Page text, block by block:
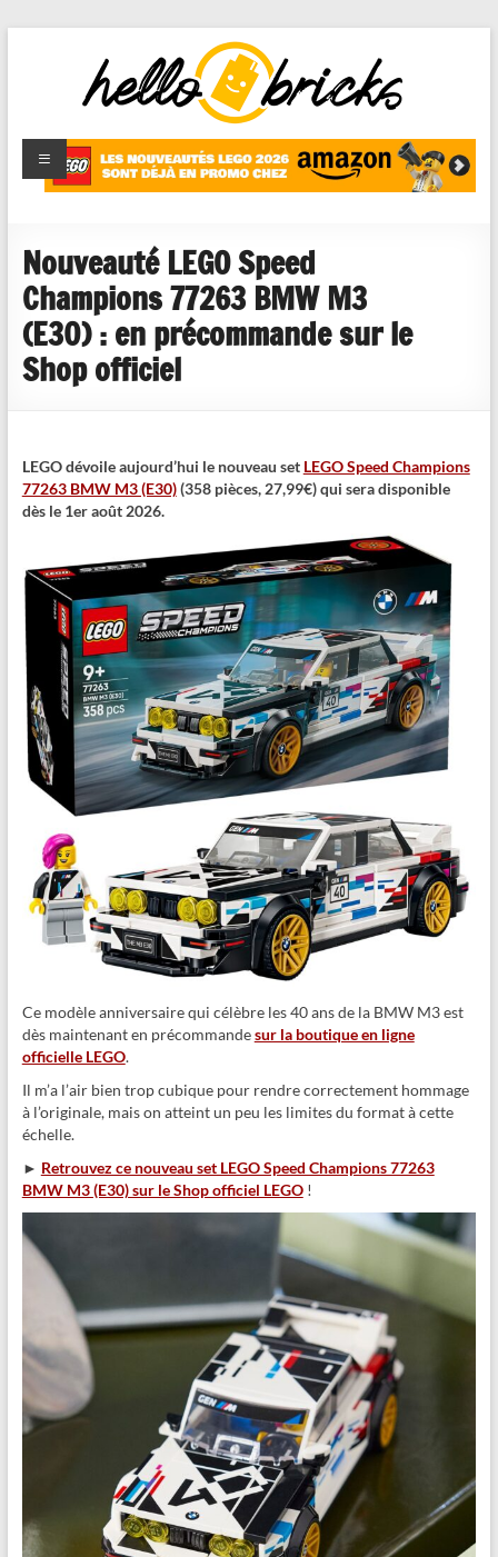
HelloBricks
Blog LEGO,
nouveaut�s
reviews
Nouveauté LEGO Speed
Champions 77263 BMW M3
(E30) : en précommande sur le
Shop officiel
LEGO dévoile aujourd’hui le nouveau set LEGO Speed Champions
77263 BMW M3 (E30)(358 pièces, 27,99€) qui sera disponible
dès le 1er août 2026.
Ce modèle anniversaire qui célèbre les 40 ans de la BMW M3 est
dès maintenant en précommandesur la boutique en ligne
officielle LEGO.
Il m’a l’air bien trop cubique pour rendre correctement hommage
à l’originale, mais on atteint un peu les limites du format à cette
échelle.
► Retrouvez ce nouveau set LEGO Speed Champions 77263
BMW M3 (E30) sur le Shop officiel LEGO!